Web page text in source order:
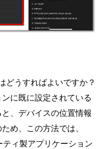
どうすればよいですか？
に既に設定されている
、デバイスの位置情報
め、この方法では、
ィ製アプリケーション